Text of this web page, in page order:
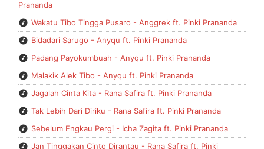
Prananda
Wakatu Tibo Tingga Pusaro - Anggrek ft. Pinki Prananda
Bidadari Sarugo - Anyqu ft. Pinki Prananda
Padang Payokumbuah - Anyqu ft. Pinki Prananda
Malakik Alek Tibo - Anyqu ft. Pinki Prananda
Jagalah Cinta Kita - Rana Safira ft. Pinki Prananda
Tak Lebih Dari Diriku - Rana Safira ft. Pinki Prananda
Sebelum Engkau Pergi - Icha Zagita ft. Pinki Prananda
Jan Tinggakan Cinto Dirantau - Rana Safira ft. Pinki